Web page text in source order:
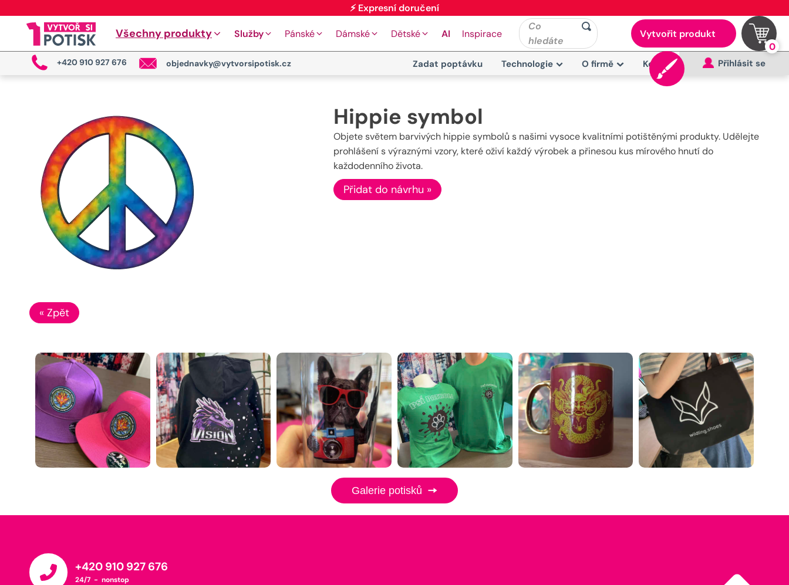
Všechny produkty Služby Pánské Dámské Dětské AI Inspirace
Co
hledáte
Vytvořit produkt
0
+420 910 927 676 objednavky@vytvorsipotisk.cz Zadat poptávku Technologie O firmě Kontakt Přihlásit se
Hippie symbol
Objete světem barvivých hippie symbolů s našimi vysoce kvalitními potištěnými produkty. Udělejte
prohlášení s výraznými vzory, které oživí každý výrobek a přinesou kus mírového hnutí do
každodenního života.
Přidat do návrhu »
« Zpět
Galerie potisků
+420 910 927 676
24/7 - nonstop